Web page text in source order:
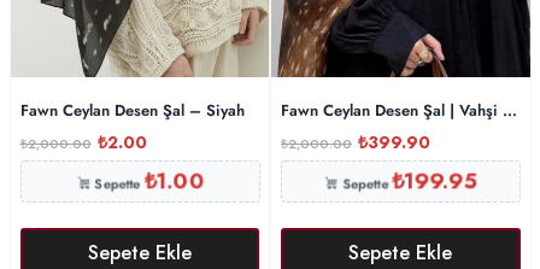
Fawn Ceylan Desen Şal – Siyah
₺2,000.00 ₺2.00
Sepette ₺1.00
Sepete Ekle
Fawn Ceylan Desen Şal | Vahşi
₺2,000.00 ₺399.90
Sepette₺199.95
Sepete Ekle